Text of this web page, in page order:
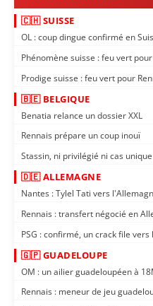
🇨🇭 SUISSE
OL : coup dingue confirmé en
Phénomène suisse : feu vert pour
Prodige suisse : feu vert pour
🇧🇪 BELGIQUE
Benatia relance un dossier XXL
Rennais prépare un coup inouï
Stassin, ni privilégié ni cas unique
🇩🇪 ALLEMAGNE
Nantes : Tylel Tati vers
Rennais : transfert négocié en
PSG : confirmé, un crack file
🇬🇵 GUADELOUPE
OM : un ailier guadeloupéen à
Rennais : meneur de jeu